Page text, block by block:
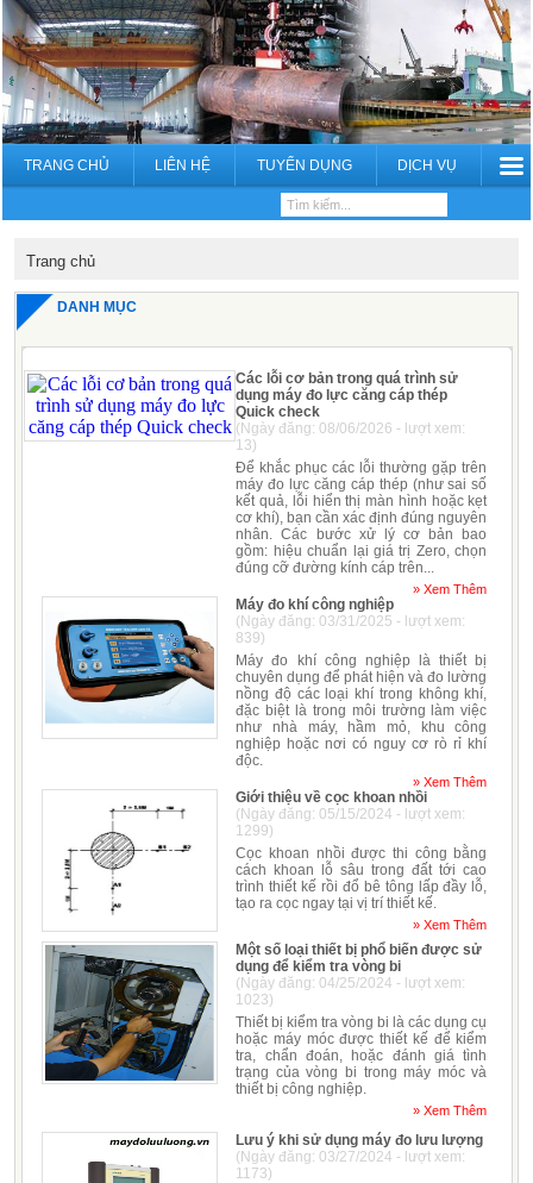
TRANG CHỦ LIÊN HỆ TUYỂN DỤNG DỊCH VỤ
Trang chủ
DANH MỤC
Các lỗi cơ bản trong quá trình sử
dụng máy đo lực căng cáp thép
Quick check
(Ngày đăng: 08/06/2026 - lượt xem:
13)
Để khắc phục các lỗi thường gặp trên
máy đo lực căng cáp thép (như sai số
kết quả, lỗi hiển thị màn hình hoặc kẹt
cơ khí), bạn cần xác định đúng nguyên
nhân. Các bước xử lý cơ bản bao
gồm: hiệu chuẩn lại giá trị Zero, chọn
đúng cỡ đường kính cáp trên...
» Xem Thêm
Máy đo khí công nghiệp
(Ngày đăng: 03/31/2025 - lượt xem:
839)
Máy đo khí công nghiệp là thiết bị
chuyên dụng để phát hiện và đo lường
nồng độ các loại khí trong không khí,
đặc biệt là trong môi trường làm việc
như nhà máy, hầm mỏ, khu công
nghiệp hoặc nơi có nguy cơ rò rỉ khí
độc.
» Xem Thêm
Giới thiệu về cọc khoan nhồi
(Ngày đăng: 05/15/2024 - lượt xem:
1299)
Cọc khoan nhồi được thi công bằng
cách khoan lỗ sâu trong đất tới cao
trình thiết kế rồi đổ bê tông lấp đầy lỗ,
tạo ra cọc ngay tại vị trí thiết kế.
» Xem Thêm
Một số loại thiết bị phổ biến được sử
dụng để kiểm tra vòng bi
(Ngày đăng: 04/25/2024 - lượt xem:
1023)
Thiết bị kiểm tra vòng bi là các dụng cụ
hoặc máy móc được thiết kế để kiểm
tra, chẩn đoán, hoặc đánh giá tình
trạng của vòng bi trong máy móc và
thiết bị công nghiệp.
» Xem Thêm
Lưu ý khi sử dụng máy đo lưu lượng
(Ngày đăng: 03/27/2024 - lượt xem:
1173)